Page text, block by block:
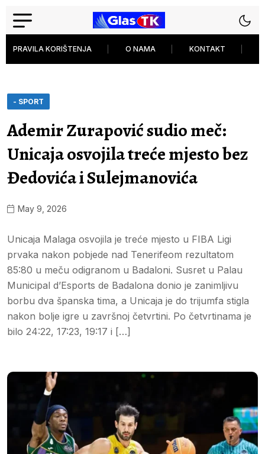
PRAVILA KORIŠTENJA O NAMA KONTAKT
- SPORT
Ademir Zurapović sudio meč:
Unicaja osvojila treće mjesto bez
Đedovića i Sulejmanovića
May 9, 2026
Unicaja Malaga osvojila je treće mjesto u FIBA Ligi
prvaka nakon pobjede nad Tenerifeom rezultatom
85:80 u meču odigranom u Badaloni. Susret u Palau
Municipal d’Esports de Badalona donio je zanimljivu
borbu dva španska tima, a Unicaja je do trijumfa stigla
nakon bolje igre u završnoj četvrtini. Po četvrtinama je
bilo 24:22, 17:23, 19:17 i […]